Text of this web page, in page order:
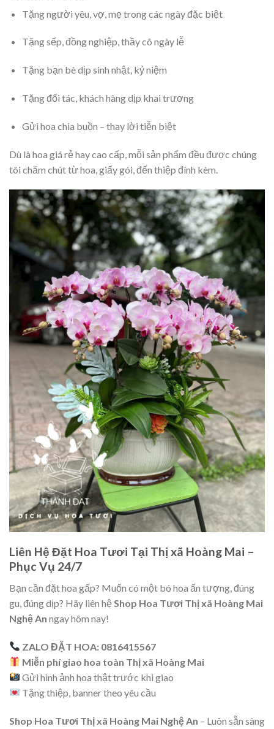
Tặng người yêu, vợ, mẹ trong các ngày đặc biệt
Tặng sếp, đồng nghiệp, thầy cô ngày lễ
Tặng bạn bè dịp sinh nhật, kỷ niệm
Tặng đối tác, khách hàng dịp khai trương
Gửi hoa chia buồn – thay lời tiễn biệt
Dù là hoa giá rẻ hay cao cấp, mỗi sản phẩm đều được chúng
tôi chăm chút từ hoa, giấy gói, đến thiệp đính kèm.
Liên Hệ Đặt Hoa Tươi Tại Thị xã Hoàng Mai –
Phục Vụ 24/7
Bạn cần đặt hoa gấp? Muốn có một bó hoa ấn tượng, đúng
gu, đúng dịp? Hãy liên hệ Shop Hoa Tươi Thị xã Hoàng Mai
Nghệ An ngay hôm nay!
ZALO ĐẶT HOA: 0816415567
Miễn phí giao hoa toàn Thị xã Hoàng Mai
Gửi hình ảnh hoa thật trước khi giao
Tặng thiệp, banner theo yêu cầu
Shop Hoa Tươi Thị xã Hoàng Mai Nghệ An – Luôn sẵn sàng